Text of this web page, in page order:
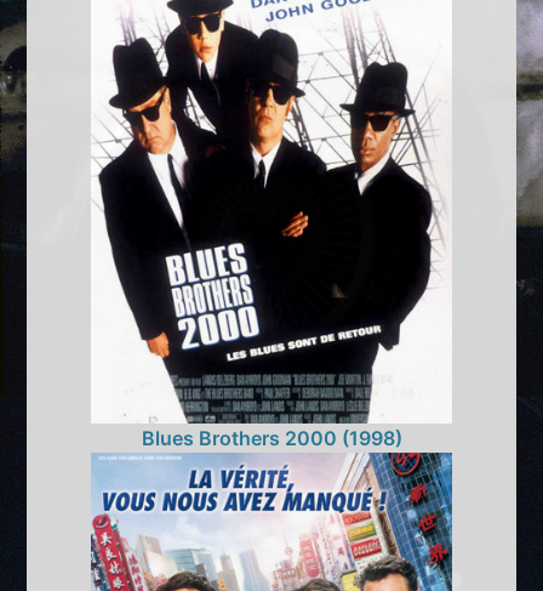
Blues Brothers 2000 (1998)